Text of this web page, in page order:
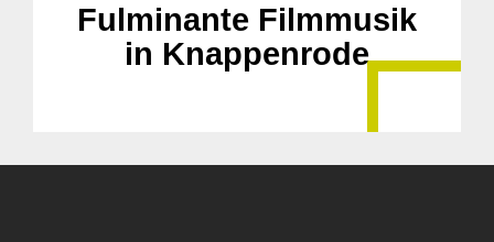
Fulminante Filmmusik
in Knappenrode